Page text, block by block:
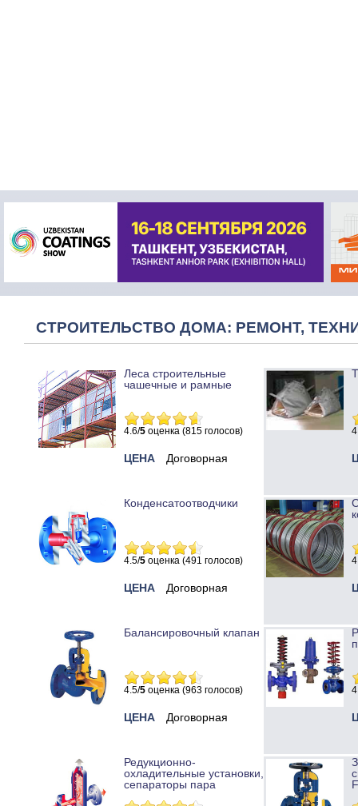
СТРОИТЕЛЬСТВО ДОМА: РЕМОНТ,
Леса строительные
чашечные и рамные
4.6/5 оценка (815 голосов)
ЦЕНА Договорная
Конденсатоотводчики
4.5/5 оценка (491 голосов)
ЦЕНА Договорная
Балансировочный клапан
4.5/5 оценка (963 голосов)
ЦЕНА Договорная
Редукционно-
охладительные установки,
сепараторы пара